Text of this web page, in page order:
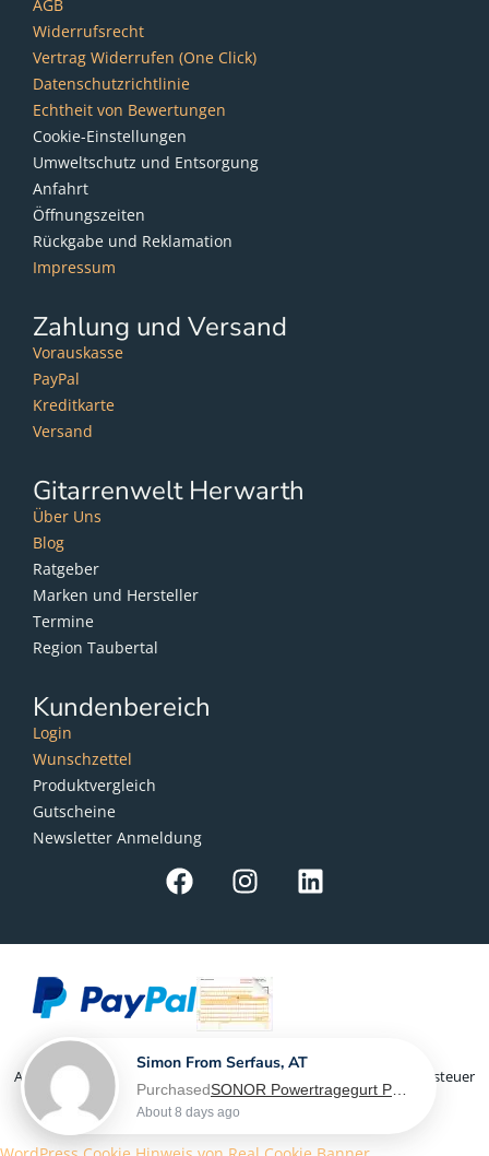
AGB
Widerrufsrecht
Vertrag Widerrufen (One Click)
Datenschutzrichtlinie
Echtheit von Bewertungen
Cookie-Einstellungen
Umweltschutz und Entsorgung
Anfahrt
Öffnungszeiten
Rückgabe und Reklamation
Impressum
Zahlung und Versand
Vorauskasse
PayPal
Kreditkarte
Versand
Gitarrenwelt Herwarth
Über Uns
Blog
Ratgeber
Marken und Hersteller
Termine
Region Taubertal
Kundenbereich
Login
Wunschzettel
Produktvergleich
Gutscheine
Newsletter Anmeldung
Als Kleinunternehmer im Sinne von § 19 Abs. 1 UStG wird Umsatzsteuer
nicht berechnet
Simon From Serfaus, AT
Purchased
About 8 days ago